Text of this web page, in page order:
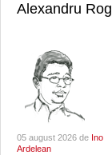
JOCURI
DIVERSE
FARMACII
Alexandru
05 august 2026 de Ino
Ardelean